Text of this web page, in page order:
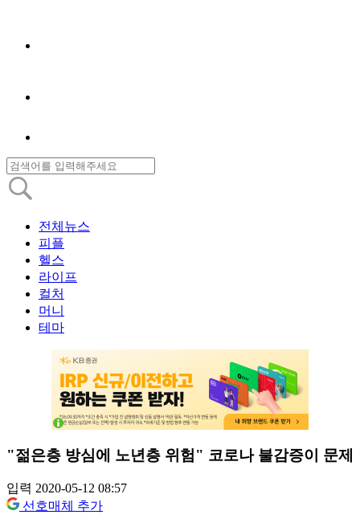
전체뉴스
피플
헬스
라이프
컬처
머니
테마
"젊은층 방심에 노년층 위험" 코로나 불감증이 문제
입력 2020-05-12 08:57
선호매체 추가